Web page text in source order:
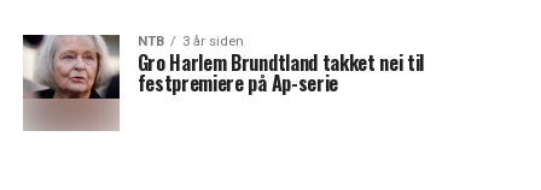
NTB 3 år siden
Gro Harlem Brundtland takket nei til
festpremiere på Ap-serie